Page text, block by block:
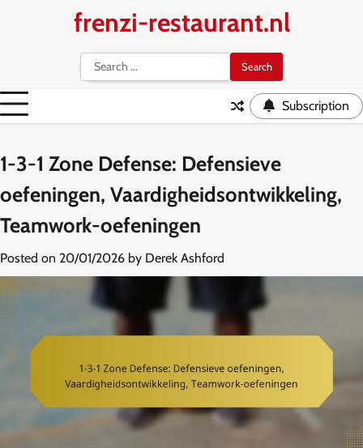
frenzi-restaurant.nl
Search
for:
Subscription
1-3-1 Zone Defense: Defensieve
oefeningen, Vaardigheidsontwikkeling,
Teamwork-oefeningen
Posted on 20/01/2026 by Derek Ashford